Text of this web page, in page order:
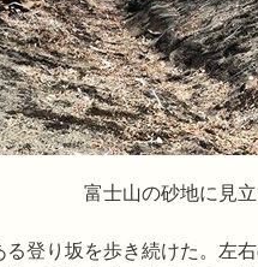
見立てて下山
登り坂を歩き続けた。左